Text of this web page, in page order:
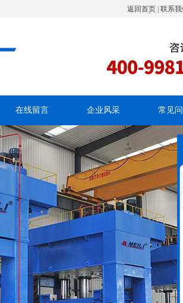
返回首页 联系我
在线留言 企业风采 常见